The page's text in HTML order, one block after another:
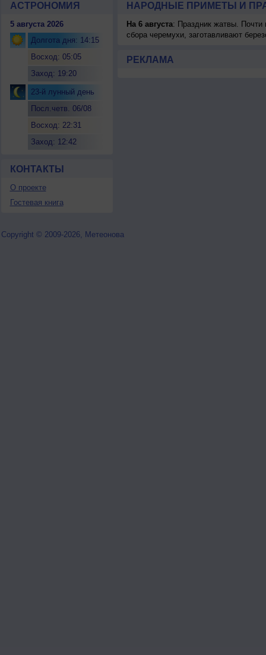
АСТРОНОМИЯ
5 августа 2026
Долгота дня: 14:15
Восход: 05:05
Заход: 19:20
23-й лунный день
Посл.четв. 06/08
Восход: 22:31
Заход: 12:42
КОНТАКТЫ
О проекте
Гостевая книга
НАРОДНЫЕ ПРИМЕТЫ И
На 6 августа: Праздник жатвы. Почти
сбора черемухи, заготавливают
РЕКЛАМА
Copyright © 2009-2026, Метеонова